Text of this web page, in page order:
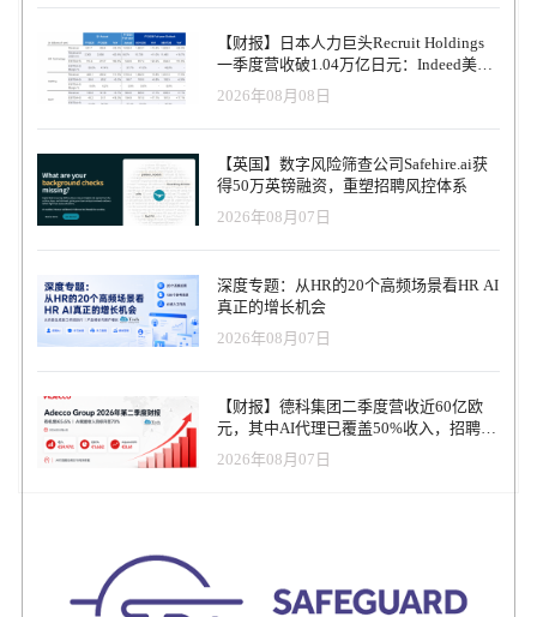
【财报】日本人力巨头Recruit Holdings
一季度营收破1.04万亿日元：Indeed美国
收入逆势增长30%，AI招聘推动利润率升
至47.4%
2026年08月08日
【英国】数字风险筛查公司Safehire.ai获
得50万英镑融资，重塑招聘风控体系
2026年08月07日
深度专题：从HR的20个高频场景看HR AI
真正的增长机会
2026年08月07日
【财报】德科集团二季度营收近60亿欧
元，其中AI代理已覆盖50%收入，招聘服
务进入运营重构阶段
2026年08月07日